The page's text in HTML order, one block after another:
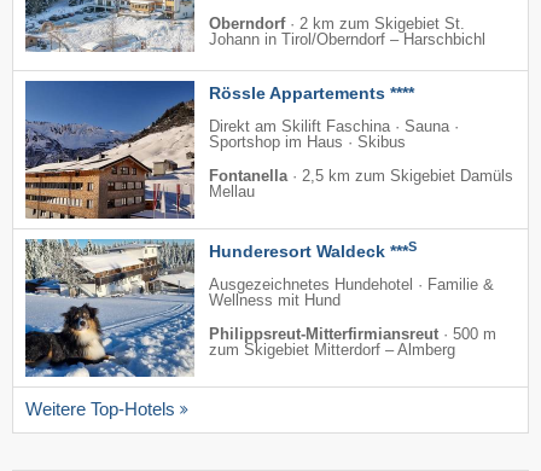
Oberndorf · 2 km zum Skigebiet St.
Johann in Tirol/​Oberndorf – Harschbichl
Rössle Appartements ****
Direkt am Skilift Faschina · Sauna ·
Sportshop im Haus · Skibus
Fontanella · 2,5 km zum Skigebiet Damüls
Mellau
Hunderesort Waldeck ***S
Ausgezeichnetes Hundehotel · Familie &
Wellness mit Hund
Philippsreut-Mitterfirmiansreut · 500 m
zum Skigebiet Mitterdorf – Almberg
Weitere Top-Hotels